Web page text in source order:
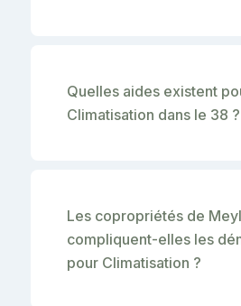
Quelles aides existent
Climatisation dans le 38 ?
Les copropriétés de
compliquent-elles les
pour Climatisation ?